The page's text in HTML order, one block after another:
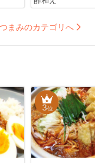
まみのカテゴリへ
3位